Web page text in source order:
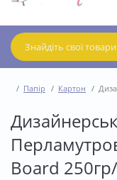
Папір Картон
Board